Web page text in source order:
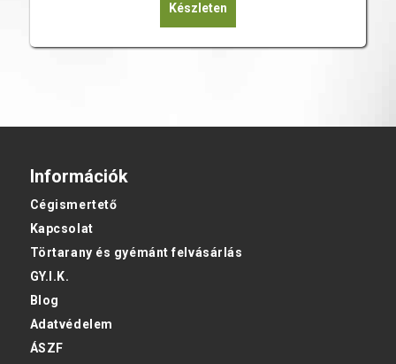
Készleten
Információk
Cégismertető
Kapcsolat
Törtarany és gyémánt felvásárlás
GY.I.K.
Blog
Adatvédelem
ÁSZF